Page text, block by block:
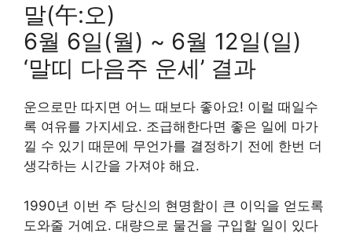
말(午:오)
6월 6일(월) ~ 6월 12일(일)
‘말띠 다음주 운세’ 결과
운으로만 따지면 어느 때보다 좋아요! 이럴 때일수
록 여유를 가지세요. 조급해한다면 좋은 일에 마가
낄 수 있기 때문에 무언가를 결정하기 전에 한번 더
생각하는 시간을 가져야 해요.
1990년 이번 주 당신의 현명함이 큰 이익을 얻도록
도와줄 거예요. 대량으로 물건을 구입할 일이 있다